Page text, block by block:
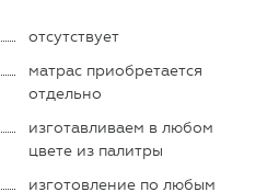
отсутствует
матрас приобретается
отдельно
изготавливаем в любом
цвете из палитры
изготовление по любым